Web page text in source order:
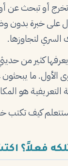
أو تبحث عن
خبرة بدون
لتجاوزها.
يعرفها كثير من
الأول. ما يبحثون
التعريفية هو
كيف تكتب
فعلاً؟